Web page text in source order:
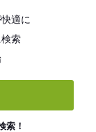
適に
索
索！